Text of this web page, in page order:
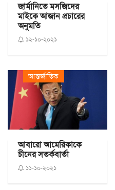
জার্মানিতে মসজিদের
মাইকে আজান প্রচারের
অনুমতি
১২-১০-২০২১
আন্তর্জাতিক
আবারো আমেরিকাকে
চীনের সতর্কবার্তা
১১-১০-২০২১